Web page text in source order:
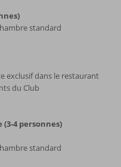
standard
exclusif dans le restaurant
du Club
4 personnes)
standard